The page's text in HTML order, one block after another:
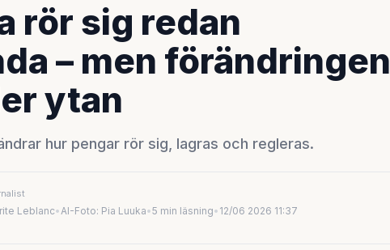
rör sig redan
– men förändringen
ytan
hur pengar rör sig, lagras och regleras.
Leblanc•AI-Foto: Pia Luuka•5 min läsning• 12/06 2026 11:37